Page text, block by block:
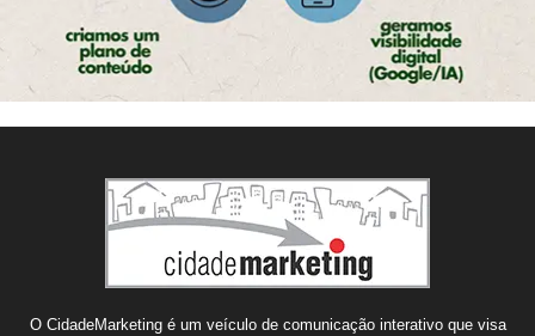
O CidadeMarketing é um veículo de comunicação interativo que visa